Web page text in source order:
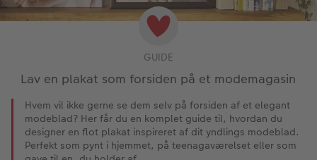
GUIDE
Lav en plakat som forsiden på et modemagasin
Hvem vil ikke gerne se dem selv på forsiden af et elegant
modeblad? Her får du en komplet guide til, hvordan du
designer en flot plakat inspireret af dit yndlings modeblad.
Perfekt som pynt i hjemmet, på teenagaværelset eller som